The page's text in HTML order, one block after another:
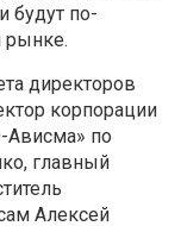
будут по-
рынке.
директоров
корпорации
по
главный
Алексей